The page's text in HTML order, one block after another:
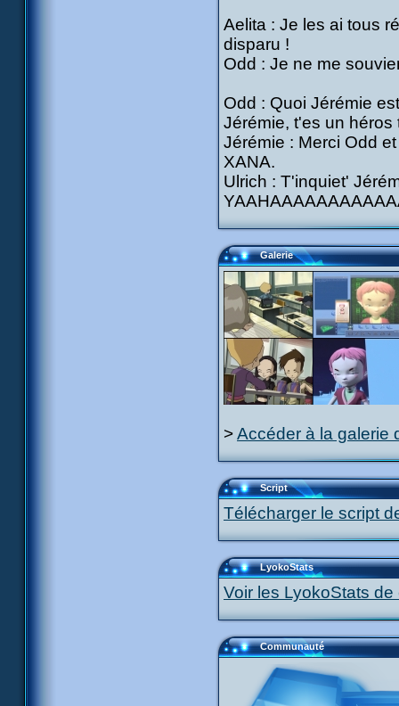
Aelita : Je les ai tous
disparu !
Odd : Je ne me
Odd : Quoi Jérémie
Jérémie, t'es un héros
Jérémie : Merci Odd
XANA.
Ulrich : T'inquiet'
Galerie
>Accéder à la galerie
Script
Télécharger le script
LyokoStats
Voir les LyokoStats
Communauté